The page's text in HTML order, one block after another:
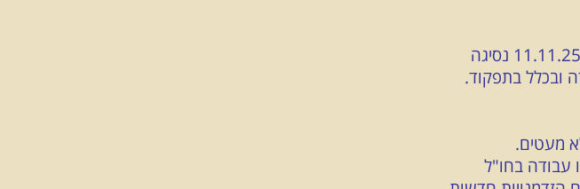
יופיטר במזל סרטן בבית הקריירה שלכם כשהוא מתחיל את נסיגתו הרשמית בין 11.11.25 נסיגה
בעשייה בעבודה ובכלל בתפקוד.
מעטים.
עבודה בחו"ל